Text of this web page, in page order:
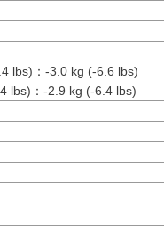
lbs)：-3.0 kg (-6.6 lbs)